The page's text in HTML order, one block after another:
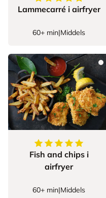
Lammecarré i airfryer
60+ min|Middels
5av5stjerner
Fish and chips i
airfryer
60+ min|Middels